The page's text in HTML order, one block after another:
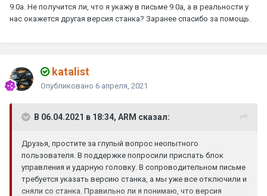
9.0а. Не получится ли, что я укажу в письме 9.0а, а в реальности у
нас окажется другая версия станка? Заранее спасибо за помощь.
katalist
Опубликовано 6 апреля, 2021
В 06.04.2021 в 18:34, ARM сказал:
Друзья, простите за глупый вопрос неопытного
пользователя. В поддержке попросили прислать блок
управления и ударную головку. В сопроводительном письме
требуется указать версию станка, а мы уже все отключили и
сняли со станка. Правильно ли я понимаю, что версия